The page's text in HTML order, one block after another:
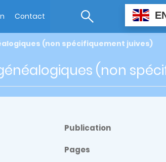
Contact
(non spécifiquement juives)
(non
Publication
Pages